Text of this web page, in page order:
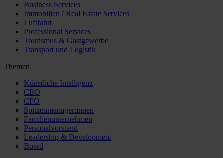
Business Services
Immobilien / Real Estate Services
Luftfahrt
Professional Services
Tourismus & Gastgewerbe
Transport und Logistik
Themen
Künstliche Intelligenz
CEO
CFO
Spitzenmanager:innen
Familienunternehmen
Personalvorstand
Leadership & Development
Board